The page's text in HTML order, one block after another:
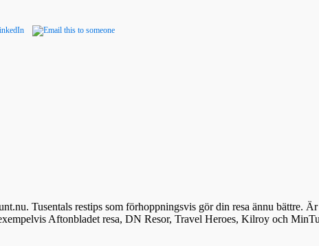
Tusentals restips som förhoppningsvis gör din resa ännu bättre.
Aftonbladet resa, DN Resor, Travel Heroes, Kilroy och